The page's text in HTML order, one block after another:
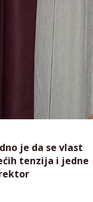
je da se vlast
tenzija i jedne